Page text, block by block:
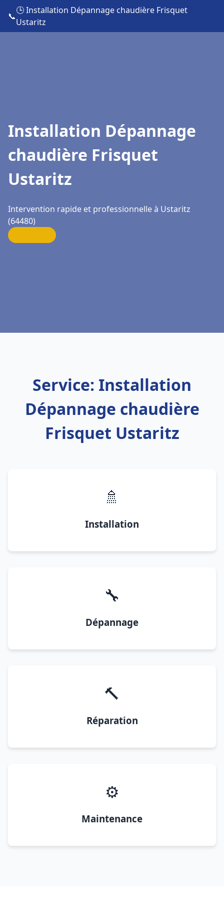
📞
🕒 Installation Dépannage chaudière Frisquet
Ustaritz
Installation Dépannage
chaudière Frisquet
Ustaritz
Intervention rapide et professionnelle à Ustaritz
(64480)
Service: Installation
Dépannage chaudière
Frisquet Ustaritz
🚿
Installation
🔧
Dépannage
🔨
Réparation
⚙️
Maintenance